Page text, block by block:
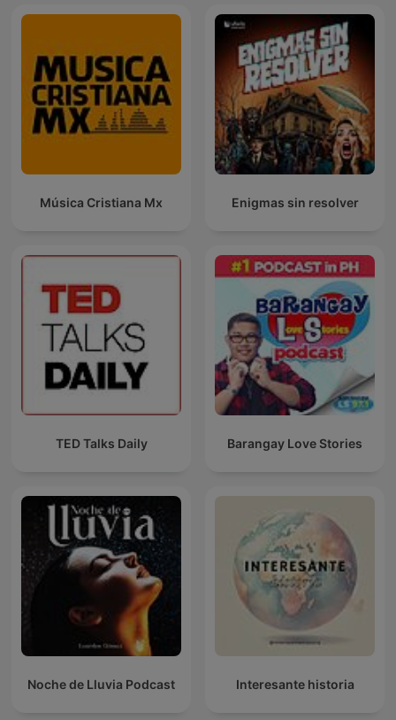
Música Cristiana Mx Enigmas sin resolver
TED Talks Daily Barangay Love Stories
Noche de Lluvia Podcast Interesante historia